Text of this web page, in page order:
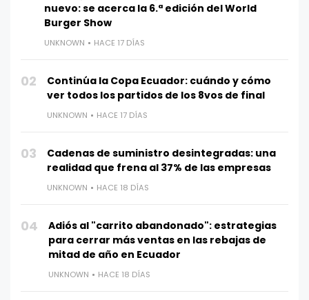
nuevo: se acerca la 6.ª edición del World
Burger Show
UNKNOWN HACE 17 DÍAS
02
Continúa la Copa Ecuador: cuándo y cómo
ver todos los partidos de los 8vos de final
UNKNOWN HACE 17 DÍAS
03
Cadenas de suministro desintegradas: una
realidad que frena al 37% de las empresas
UNKNOWN HACE 18 DÍAS
04
Adiós al "carrito abandonado": estrategias
para cerrar más ventas en las rebajas de
mitad de año en Ecuador
UNKNOWN HACE 18 DÍAS